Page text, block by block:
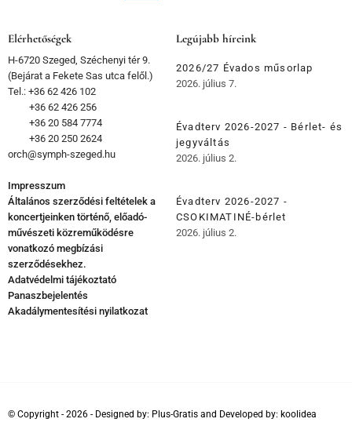
Elérhetőségek
H-6720 Szeged, Széchenyi tér 9.
(Bejárat a Fekete Sas utca felől.)
Tel.: +36 62 426 102
+36 62 426 256
+36 20 584 7774
+36 20 250 2624
orch@symph-szeged.hu
Impresszum
Általános szerződési feltételek a
koncertjeinken történő, előadó-
művészeti közreműködésre
vonatkozó megbízási
szerződésekhez.
Adatvédelmi tájékoztató
Panaszbejelentés
Akadálymentesítési nyilatkozat
Legújabb híreink
2026/27 Évados műsorlap
2026. július 7.
Évadterv 2026-2027 - Bérlet- és
jegyváltás
2026. július 2.
Évadterv 2026-2027 -
CSOKIMATINÉ-bérlet
2026. július 2.
© Copyright - 2026 - Designed by: Plus-Gratis and Developed by: koolidea